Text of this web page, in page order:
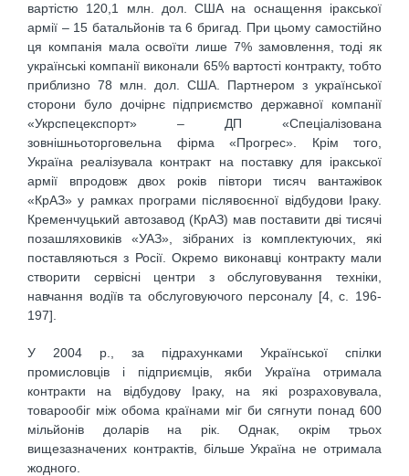
вартістю 120,1 млн. дол. США на оснащення іракської
армії – 15 батальйонів та 6 бригад. При цьому самостійно
ця компанія мала освоїти лише 7% замовлення, тоді як
українські компанії виконали 65% вартості контракту, тобто
приблизно 78 млн. дол. США. Партнером з української
сторони було дочірнє підприємство державної компанії
«Укрспецекспорт» – ДП «Спеціалізована
зовнішньоторговельна фірма «Прогрес». Крім того,
Україна реалізувала контракт на поставку для іракської
армії впродовж двох років півтори тисяч вантажівок
«КрАЗ» у рамках програми післявоєнної відбудови Іраку.
Кременчуцький автозавод (КрАЗ) мав поставити дві тисячі
позашляховиків «УАЗ», зібраних із комплектуючих, які
поставляються з Росії. Окремо виконавці контракту мали
створити сервісні центри з обслуговування техніки,
навчання водіїв та обслуговуючого персоналу [4, c. 196-
197].
У 2004 p., за підрахунками Української спілки
промисловців і підприємців, якби Україна отримала
контракти на відбудову Іраку, на які розраховувала,
товарообіг між обома країнами міг би сягнути понад 600
мільйонів доларів на рік. Однак, окрім трьох
вищезазначених контрактів, більше Україна не отримала
жодного.